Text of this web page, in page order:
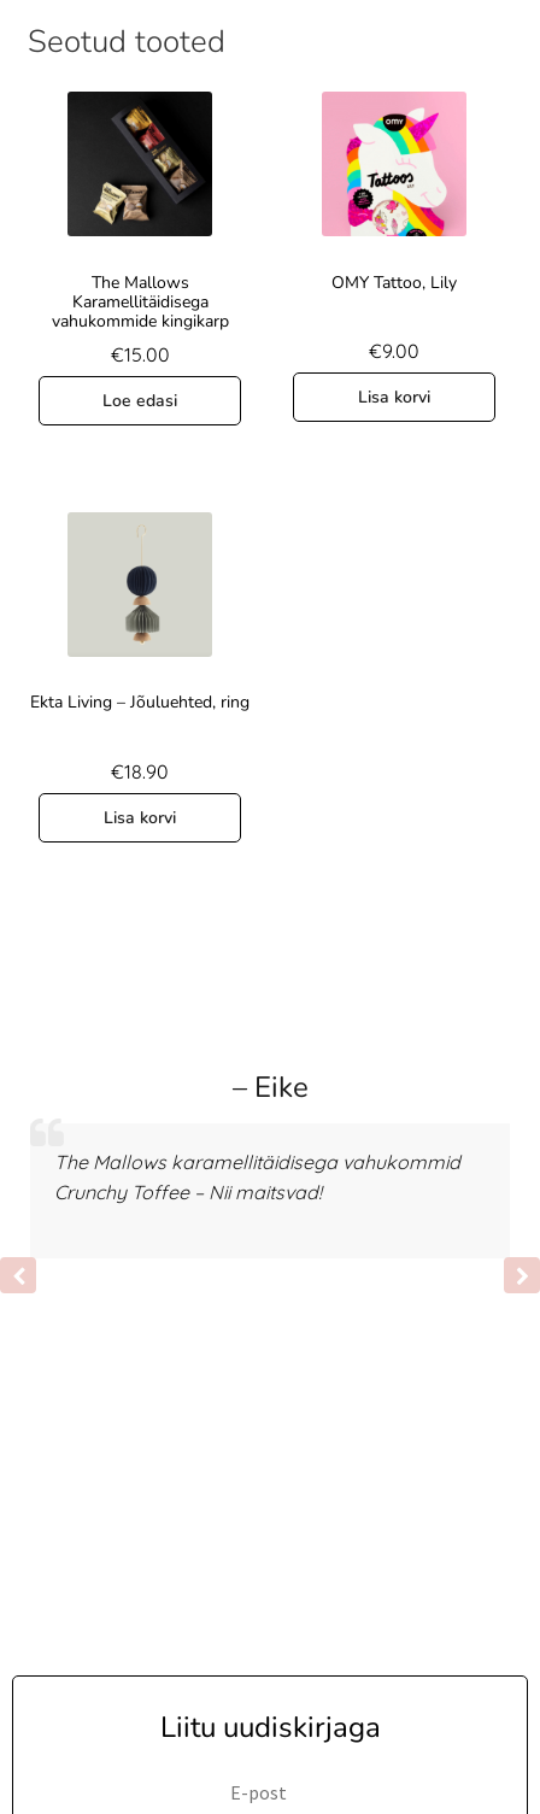
Seotud tooted
The Mallows
Karamellitäidisega
vahukommide kingikarp
€15.00
Loe edasi
OMY Tattoo, Lily
€9.00
Lisa korvi
Ekta Living – Jõuluehted, ring
€18.90
Lisa korvi
– Eike
The Mallows karamellitäidisega vahukommid
Crunchy Toffee – Nii maitsvad!
Liitu uudiskirjaga